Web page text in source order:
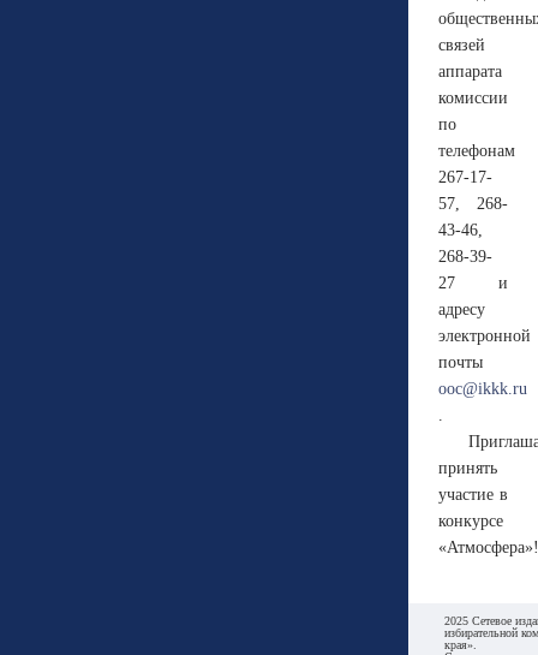
связей
аппарата
комиссии
по
телефонам
267-17-
57, 268-
43-46,
268-39-
27 и
адресу
электронной
почты
ooc@ikkk.ru
.
принять
участие в
конкурсе
«Атмосфера»!
2025 Сетевое
избирательной
края».